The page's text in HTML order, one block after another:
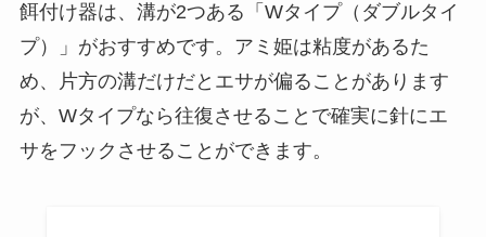
餌付け器は、溝が2つある「Wタイプ（ダブルタイ
プ）」がおすすめです。アミ姫は粘度があるた
め、片方の溝だけだとエサが偏ることがあります
が、Wタイプなら往復させることで確実に針にエ
サをフックさせることができます。